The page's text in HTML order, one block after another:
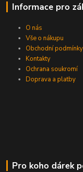
Informace pro
O nás
Vše o nákupu
Obchodní podmínky
Kontakty
Ochrana soukromí
Doprava a platby
Pro koho dárek